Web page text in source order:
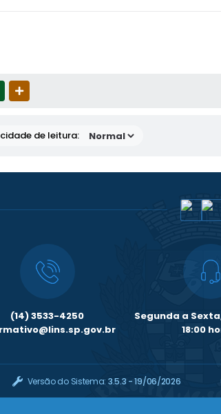
WHATSAPP
de leitura:
(14) 3533-4250
Segunda a
18:00
Versão do Sistema: 3.5.3 - 19/06/2026